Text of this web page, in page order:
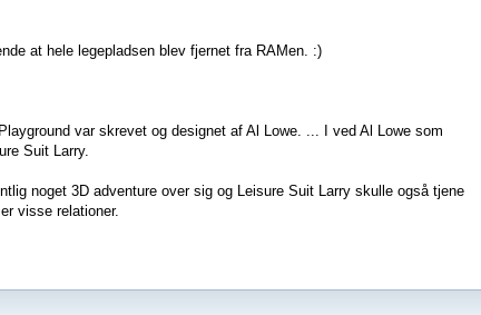
at hele legepladsen blev fjernet fra RAMen. :)
var skrevet og designet af Al Lowe. ... I ved Al Lowe som
Suit Larry.
noget 3D adventure over sig og Leisure Suit Larry skulle også tjene
visse relationer.